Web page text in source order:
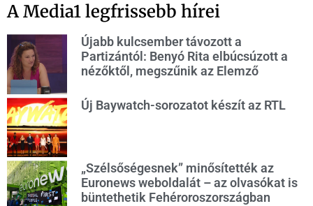
A Media1 legfrissebb hírei
Újabb kulcsember távozott a
Partizántól: Benyó Rita elbúcsúzott a
nézőktől, megszűnik az Elemző
Új Baywatch-sorozatot készít az RTL
„Szélsőségesnek” minősítették az
Euronews weboldalát – az olvasókat is
büntethetik Fehéroroszországban